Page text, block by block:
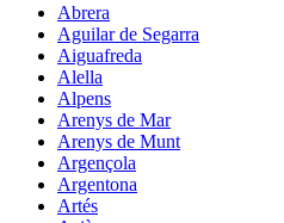
Abrera
Aguilar de Segarra
Aiguafreda
Alella
Alpens
Arenys de Mar
Arenys de Munt
Argençola
Argentona
Artés